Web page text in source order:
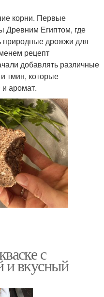
корни. Первые
Древним Египтом, где
природные дрожжи для
рецепт
добавлять различные
тмин, которые
аромат.
с
и вкусный